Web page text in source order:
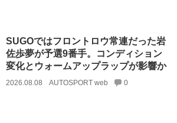
SUGOではフロントロウ常連だった岩
佐歩夢が予選9番手。コンディション
変化とウォームアップラップが影響か
2026.08.08 AUTOSPORT web 0